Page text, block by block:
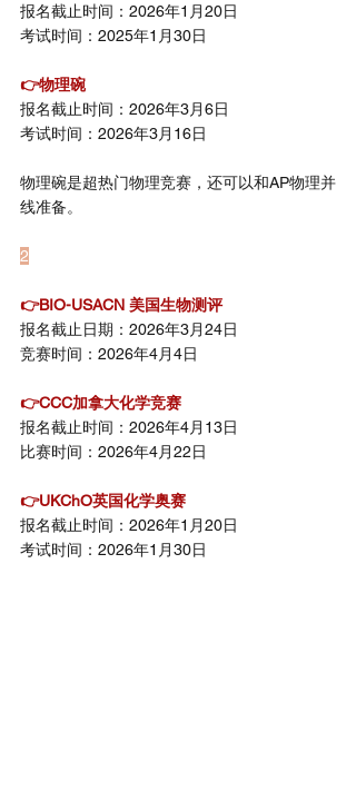
报名截止时间：2026年1月20日
考试时间：2025年1月30日
👉物理碗
报名截止时间：2026年3月6日
考试时间：2026年3月16日
物理碗是超热门物理竞赛，还可以和AP物理并
线准备。
2
👉BIO-USACN 美国生物测评
报名截止日期：2026年3月24日
竞赛时间：2026年4月4日
👉CCC加拿大化学竞赛
报名截止时间：2026年4月13日
比赛时间：2026年4月22日
👉UKChO英国化学奥赛
报名截止时间：2026年1月20日
考试时间：2026年1月30日